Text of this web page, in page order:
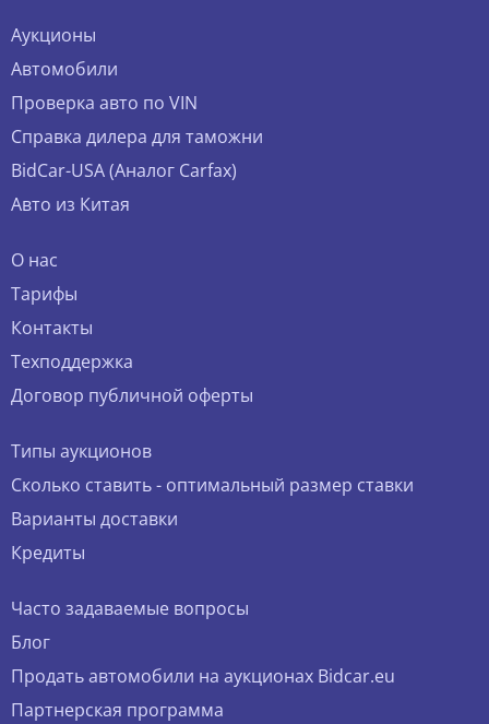
Аукционы
Автомобили
Проверка авто по VIN
Справка дилера для таможни
BidCar-USA (Аналог Carfax)
Авто из Китая
О нас
Тарифы
Контакты
Техподдержка
Договор публичной оферты
Типы аукционов
Сколько ставить - оптимальный размер ставки
Варианты доставки
Кредиты
Часто задаваемые вопросы
Блог
Продать автомобили на аукционах Bidcar.eu
Партнерская программа